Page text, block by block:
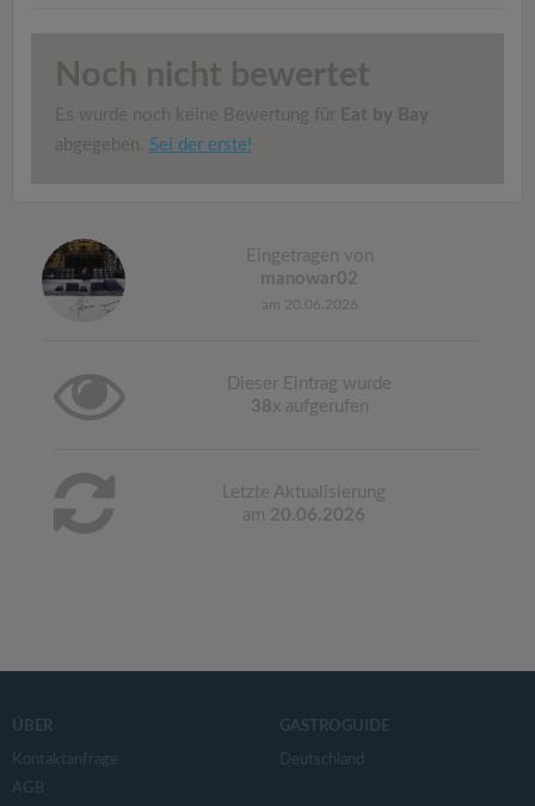
Noch nicht bewertet
Es wurde noch keine Bewertung für Eat by Bay
abgegeben. Sei der erste!
Eingetragen von
manowar02
am 20.06.2026
Dieser Eintrag wurde
38x aufgerufen
Letzte Aktualisierung
am 20.06.2026
ÜBER
Kontaktanfrage
AGB
GASTROGUIDE
Deutschland